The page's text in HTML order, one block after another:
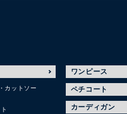
カットソー
ワンピース
ペチコート
カーディガン